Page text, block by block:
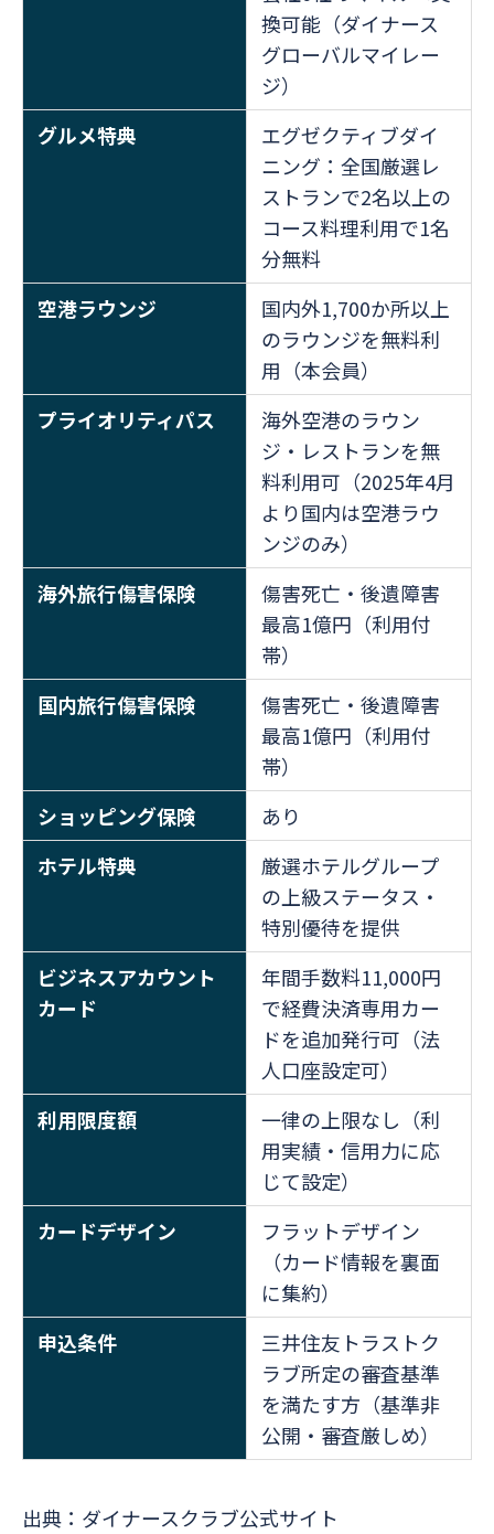
換可能（ダイナース
グローバルマイレー
ジ）
グルメ特典
エグゼクティブダイ
ニング：全国厳選レ
ストランで2名以上の
コース料理利用で1名
分無料
空港ラウンジ
国内外1,700か所以上
のラウンジを無料利
用（本会員）
プライオリティパス
海外空港のラウン
ジ・レストランを無
料利用可（2025年4月
より国内は空港ラウ
ンジのみ）
海外旅行傷害保険
傷害死亡・後遺障害
最高1億円（利用付
帯）
国内旅行傷害保険
傷害死亡・後遺障害
最高1億円（利用付
帯）
ショッピング保険
あり
ホテル特典
厳選ホテルグループ
の上級ステータス・
特別優待を提供
ビジネスアカウント
カード
年間手数料11,000円
で経費決済専用カー
ドを追加発行可（法
人口座設定可）
利用限度額
一律の上限なし（利
用実績・信用力に応
じて設定）
カードデザイン
フラットデザイン
（カード情報を裏面
に集約）
申込条件
三井住友トラストク
ラブ所定の審査基準
を満たす方（基準非
公開・審査厳しめ）
出典：ダイナースクラブ公式サイト